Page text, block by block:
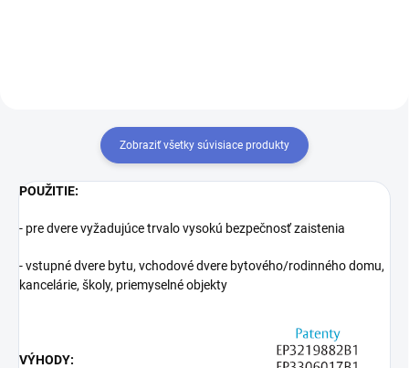
Zobraziť všetky súvisiace produkty
POUŽITIE:
- pre dvere vyžadujúce trvalo vysokú bezpečnosť zaistenia
- vstupné dvere bytu, vchodové dvere bytového/rodinného domu,
kancelárie, školy, priemyselné objekty
VÝHODY: